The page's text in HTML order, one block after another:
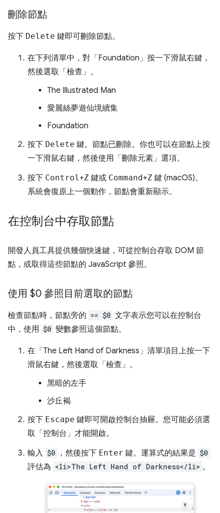
刪除節點
按下 Delete 鍵即可刪除節點。
在下列清單中，對「Foundation」 按一下滑鼠右鍵，
然後選取「檢查」 。
The Illustrated Man
愛麗絲夢遊仙境續集
Foundation
按下 Delete 鍵。節點已刪除。你也可以在節點上按
一下滑鼠右鍵，然後使用「刪除元素」 選項。
按下 Control +Z 鍵或 Command+Z 鍵 (macOS)。
系統會復原上一個動作，節點會重新顯示。
在控制台中存取節點
開發人員工具提供幾個快速鍵，可從控制台存取 DOM 節
點，或取得這些節點的 JavaScript 參照。
使用 $0 參照目前選取的節點
檢查節點時，節點旁的 == $0 文字表示您可以在控制台
中，使用 $0 變數參照這個節點。
在「The Left Hand of Darkness」 清單項目上按一下
滑鼠右鍵，然後選取「檢查」 。
黑暗的左手
沙丘褐
按下 Escape 鍵即可開啟控制台抽屜。您可能必須選
取「控制台」 才能開啟。
輸入 $0 ，然後按下 Enter 鍵。運算式的結果是 $0
評估為 <li>The Left Hand of Darkness</li> 。